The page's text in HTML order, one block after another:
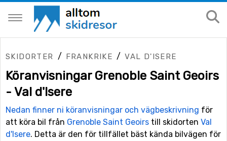
SKIDORTER / FRANKRIKE /VAL D'ISERE
Köranvisningar Grenoble Saint Geoirs
- Val d'Isere
Nedan finner ni köranvisningar och vägbeskrivning för
att köra bil från Grenoble Saint Geoirs till skidorten Val
d'Isere. Detta är den för tillfället bäst kända bilvägen för